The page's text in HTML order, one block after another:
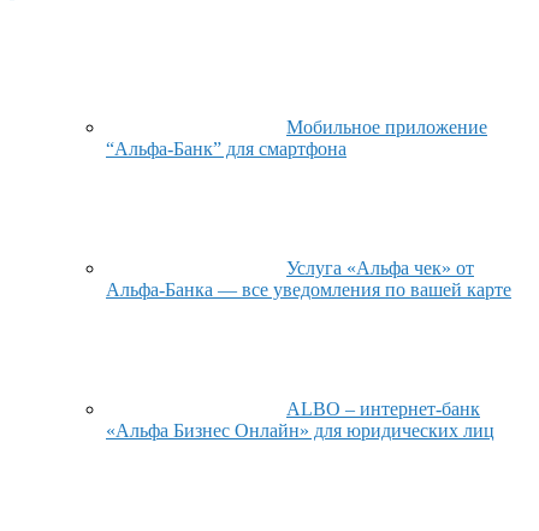
Мобильное приложение
“Альфа-Банк” для смартфона
Услуга «Альфа чек» от
Альфа-Банка — все уведомления по вашей карте
ALBO – интернет-банк
«Альфа Бизнес Онлайн» для юридических лиц